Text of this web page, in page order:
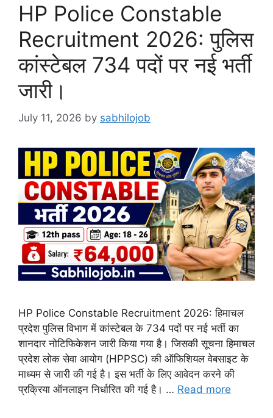
HP Police Constable
Recruitment 2026: पुलिस
कांस्टेबल 734 पदों पर नई भर्ती
जारी।
July 11, 2026 by sabhilojob
HP Police Constable Recruitment 2026: हिमाचल
प्रदेश पुलिस विभाग में कांस्टेबल के 734 पदों पर नई भर्ती का
शानदार नोटिफिकेशन जारी किया गया है। जिसकी सूचना हिमाचल
प्रदेश लोक सेवा आयोग (HPPSC) की ऑफिशियल वेबसाइट के
माध्यम से जारी की गई है। इस भर्ती के लिए आवेदन करने की
प्रक्रिया ऑनलाइन निर्धारित की गई है। … Read more